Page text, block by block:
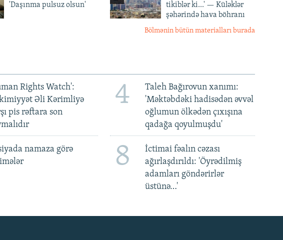
'Daşınma pulsuz olsun'
tikiblər ki...' — Küləklər
şəhərində hava böhranı
Bölmənin bütün materialları burada
Rights Watch':
Əli Kərimliyə
pis rəftara son
4
Taleh Bağırovun xanımı:
'Məktəbdəki hadisədən əvvəl
oğlumun ölkədən çıxışına
qadağa qoyulmuşdu'
namaza görə
8
İctimai fəalın cəzası
ağırlaşdırıldı: 'Öyrədilmiş
adamları göndərirlər
üstünə…'